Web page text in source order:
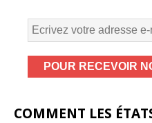
COMMENT LES